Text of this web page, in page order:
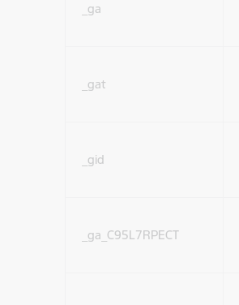
_ga
_gat
_gid
_ga_C95L7RPECT